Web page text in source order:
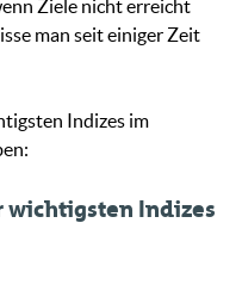
Ziele nicht erreicht
man seit einiger Zeit
Indizes im
Indizes